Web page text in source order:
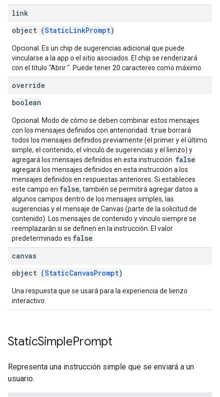
link
object (StaticLinkPrompt)
Opcional. Es un chip de sugerencias adicional que puede
vincularse a la app o el sitio asociados. El chip se renderizará
con el título "Abrir". Puede tener 20 caracteres como máximo.
override
boolean
Opcional. Modo de cómo se deben combinar estos mensajes
con los mensajes definidos con anterioridad. true borrará
todos los mensajes definidos previamente (el primer y el último
simple, el contenido, el vínculo de sugerencias y el lienzo) y
agregará los mensajes definidos en esta instrucción. false
agregará los mensajes definidos en esta instrucción a los
mensajes definidos en respuestas anteriores. Si estableces
este campo en false, también se permitirá agregar datos a
algunos campos dentro de los mensajes simples, las
sugerencias y el mensaje de Canvas (parte de la solicitud de
contenido). Los mensajes de contenido y vínculo siempre se
reemplazarán si se definen en la instrucción. El valor
predeterminado es false
canvas
object (StaticCanvasPrompt)
Una respuesta que se usará para la experiencia de lienzo
interactivo.
StaticSimplePrompt
Representa una instrucción simple que se enviará a un
usuario.